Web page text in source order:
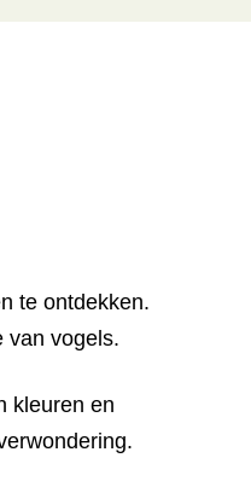
te ontdekken.
van vogels.
kleuren en